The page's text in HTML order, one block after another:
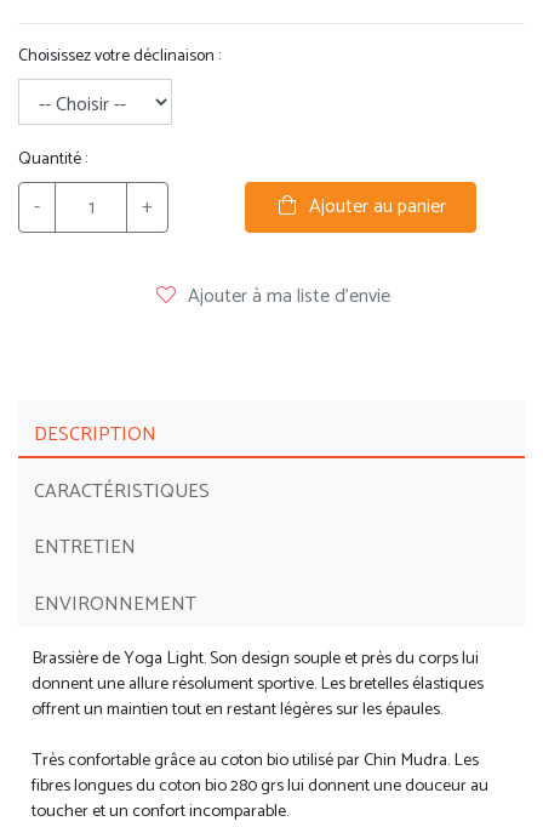
Choisissez votre déclinaison :
Quantité :
- + Ajouter au panier
Ajouter à ma liste d'envie
DESCRIPTION
CARACTÉRISTIQUES
ENTRETIEN
ENVIRONNEMENT
Brassière de Yoga Light. Son design souple et près du corps lui
donnent une allure résolument sportive. Les bretelles élastiques
offrent un maintien tout en restant légères sur les épaules.
Très confortable grâce au coton bio utilisé par Chin Mudra. Les
fibres longues du coton bio 280 grs lui donnent une douceur au
toucher et un confort incomparable.